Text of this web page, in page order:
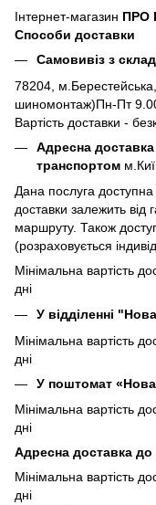
Інтернет-магазин ПРО
Способи доставки
Самовивіз з
78204,
шиномонтаж)Пн-Пт
Вартість доставки -
Адресна
транспортом
Дана послуга доступна
доставки залежить від
маршруту. Також
(розраховується
Мінімальна вартість
дні
У відділенні
Мінімальна вартість
дні
У поштомат
Мінімальна вартість
дні
Адресна доставка
Мінімальна вартість
дні